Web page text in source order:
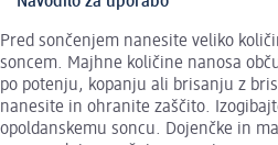
Pred sončenjem nanesite veliko
soncem. Majhne količine nanosa
po potenju, kopanju ali brisanju z
nanesite in ohranite zaščito.
opoldanskemu soncu. Dojenčke in